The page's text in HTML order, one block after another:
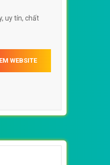
uy tín, chất
WEBSITE